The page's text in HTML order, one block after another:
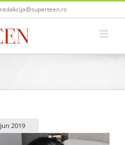
redakcija@superteen.rs
jun 2019